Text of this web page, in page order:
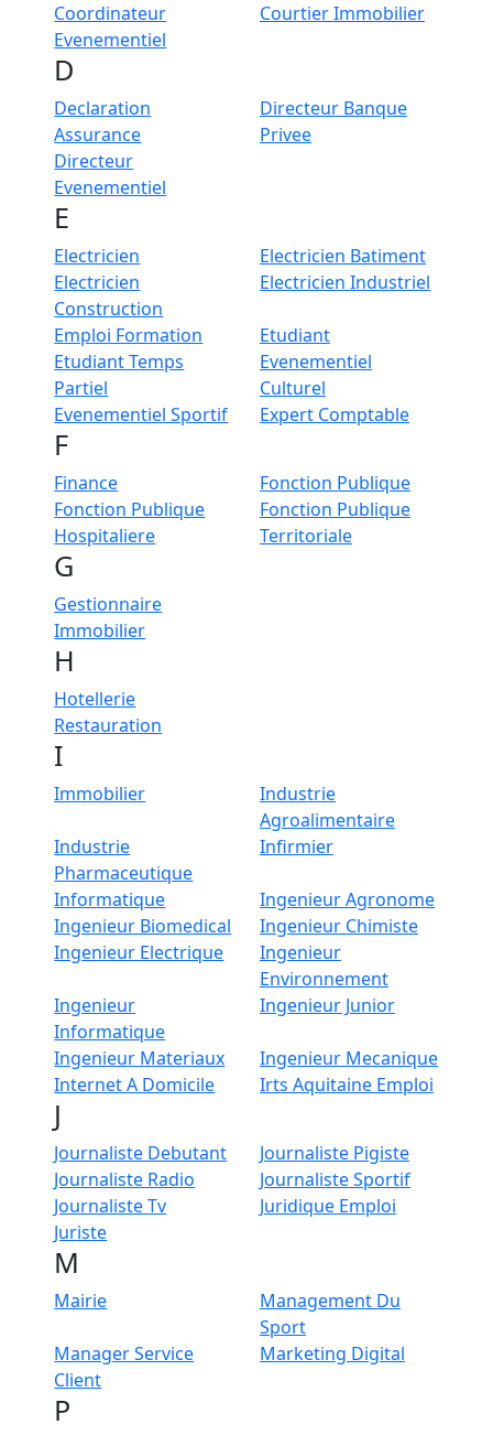
Coordinateur
Evenementiel
Courtier Immobilier
D
Declaration
Assurance
Directeur Banque
Privee
Directeur
Evenementiel
E
Electricien
Electricien Batiment
Electricien
Construction
Electricien Industriel
Emploi Formation
Etudiant
Etudiant Temps
Partiel
Evenementiel
Culturel
Evenementiel Sportif
Expert Comptable
F
Finance
Fonction Publique
Fonction Publique
Hospitaliere
Fonction Publique
Territoriale
G
Gestionnaire
Immobilier
H
Hotellerie
Restauration
I
Immobilier
Industrie
Agroalimentaire
Industrie
Pharmaceutique
Infirmier
Informatique
Ingenieur Agronome
Ingenieur Biomedical
Ingenieur Chimiste
Ingenieur Electrique
Ingenieur
Environnement
Ingenieur
Informatique
Ingenieur Junior
Ingenieur Materiaux
Ingenieur Mecanique
Internet A Domicile
Irts Aquitaine Emploi
J
Journaliste Debutant
Journaliste Pigiste
Journaliste Radio
Journaliste Sportif
Journaliste Tv
Juridique Emploi
Juriste
M
Mairie
Management Du
Sport
Manager Service
Client
Marketing Digital
P